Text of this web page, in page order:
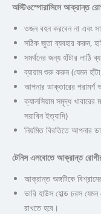
অস্টিওস্পোরাসিসে আক্রান্ত
ওজন বহন করবেন না এবং
সঠিক জুতা ব্যবহার করুন,
সমর্থনের জন্য হাঁটার লাঠি
ব্যায়াম শুরু করুন (যেমন
আপনার ডাক্তারের পরামর্শ
ক্যালসিয়াম সমৃদ্ধ
সয়াবিন ইত্যাদি)
নিয়মিত বিরতিতে আপনার
টেনিস এলবোতে আক্রান্ত
আক্রান্ত অঙ্গটিকে
ভারি হাউস হোল্ড চরস
রাখতে হবে।